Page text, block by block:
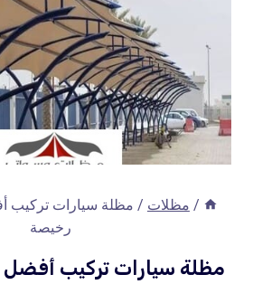
/ مظلات / مظلة سيارات تركيب
رخيصة
مظلة سيارات تركيب أفضل